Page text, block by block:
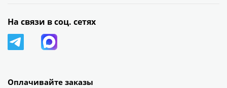
Оплачивайте заказы
На связи в соц. сетях